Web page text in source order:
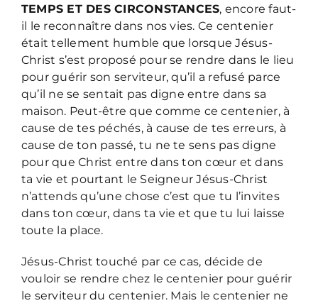
TEMPS ET DES CIRCONSTANCES, encore faut-
il le reconnaître dans nos vies. Ce centenier
était tellement humble que lorsque Jésus-
Christ s’est proposé pour se rendre dans le lieu
pour guérir son serviteur, qu’il a refusé parce
qu’il ne se sentait pas digne entre dans sa
maison. Peut-être que comme ce centenier, à
cause de tes péchés, à cause de tes erreurs, à
cause de ton passé, tu ne te sens pas digne
pour que Christ entre dans ton cœur et dans
ta vie et pourtant le Seigneur Jésus-Christ
n’attends qu’une chose c’est que tu l’invites
dans ton cœur, dans ta vie et que tu lui laisse
toute la place.
Jésus-Christ touché par ce cas, décide de
vouloir se rendre chez le centenier pour guérir
le serviteur du centenier. Mais le centenier ne